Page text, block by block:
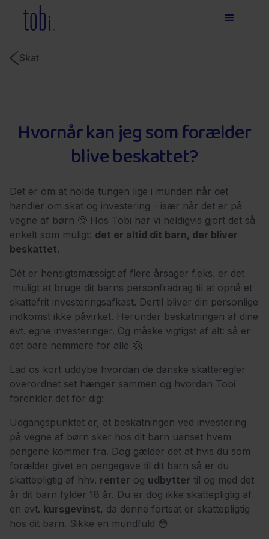
Skat
Hvornår kan jeg som forælder
blive beskattet?
Det er om at holde tungen lige i munden når det
handler om skat og investering - især når det er på
vegne af børn 🙄 Hos Tobi har vi heldigvis gjort det så
enkelt som muligt: det er altid dit barn, der bliver
beskattet.
Dét er hensigtsmæssigt af flere årsager f.eks. er det
muligt at bruge dit barns personfradrag til at opnå et
skattefrit investeringsafkast. Dertil bliver din personlige
indkomst ikke påvirket. Herunder beskatningen af dine
evt. egne investeringer. Og måske vigtigst af alt: så er
det bare nemmere for alle 🤗
Lad os kort uddybe hvordan de danske skatteregler
overordnet set hænger sammen og hvordan Tobi
forenkler det for dig:
Udgangspunktet er, at beskatningen ved investering
på vegne af børn sker hos dit barn uanset hvem
pengene kommer fra. Dog gælder det at hvis du som
forælder givet en pengegave til dit barn så er du
skattepligtig af hhv. renter og udbytter til og med det
år dit barn fylder 18 år. Du er dog ikke skattepligtig af
en evt. kursgevinst, da denne fortsat er skattepligtig
hos dit barn. Sikke en mundfuld 😳